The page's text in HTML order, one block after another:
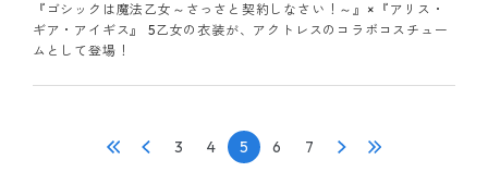
『ゴシックは魔法乙女～さっさと契約しなさい！～』×『アリス・
ギア・アイギス』 5乙女の衣装が、アクトレスのコラボコスチュー
ムとして登場！
3 4 5 6 7